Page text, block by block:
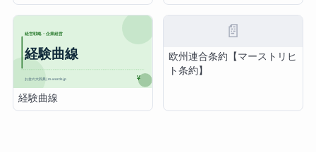
経験曲線
📄
欧州連合条約【マーストリヒ
ト条約】